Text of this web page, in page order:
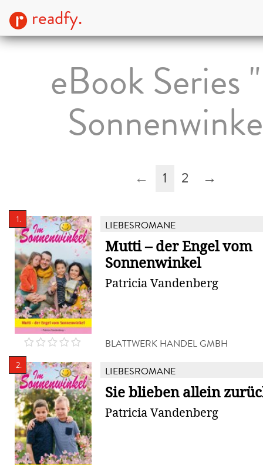
readfy.
eBook Series
← 1 2 →
1. LIEBESROMANE
Mutti – der Engel vom
Sonnenwinkel
Patricia Vandenberg
BLATTWERK HANDEL GMBH
2. LIEBESROMANE
Sie blieben allein
Patricia Vandenberg